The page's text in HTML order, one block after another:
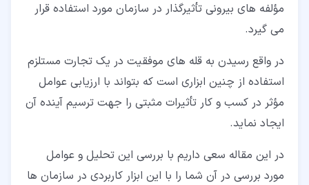
۱‏-‏۶‏- تاثیر عوامل قانونی (Legal Factors) بر تحلیل pestel
۲‏- مزایا و معایب تحلیل PESTEL
مؤلفه های بیرونی تأثیرگذار در سازمان مورد استفاده قرار
می گیرد.
در واقع رسیدن به قله های موفقیت در یک تجارت مستلزم
استفاده از چنین ابزاری است که بتواند با ارزیابی عوامل
مؤثر در کسب و کار تأثیرات مثبتی را جهت ترسیم آینده آن
ایجاد نماید.
در این مقاله سعی داریم با بررسی این تحلیل و عوامل
مورد بررسی در آن شما را با این ابزار کاربردی در سازمان ها